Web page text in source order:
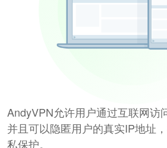
AndyVPN允许用户通过互联网访
并且可以隐匿用户的真实IP地址
私保护。